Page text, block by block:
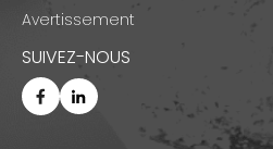
Avertissement
SUIVEZ-NOUS